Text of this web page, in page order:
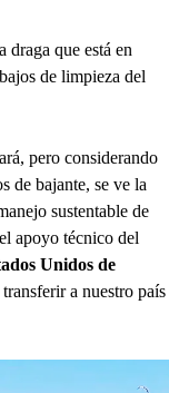
draga que está en
de limpieza del
pero considerando
de bajante, se ve la
sustentable de
apoyo técnico del
Unidos de
a nuestro país